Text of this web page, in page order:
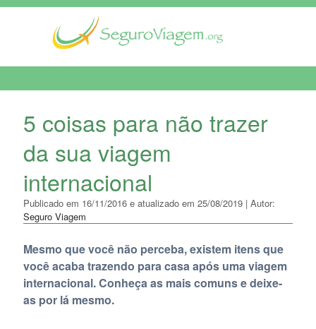
5 coisas para não trazer
da sua viagem
internacional
Publicado em 16/11/2016 e atualizado em 25/08/2019 | Autor:
Seguro Viagem
Mesmo que você não perceba, existem itens que
você acaba trazendo para casa após uma viagem
internacional. Conheça as mais comuns e deixe-
as por lá mesmo.